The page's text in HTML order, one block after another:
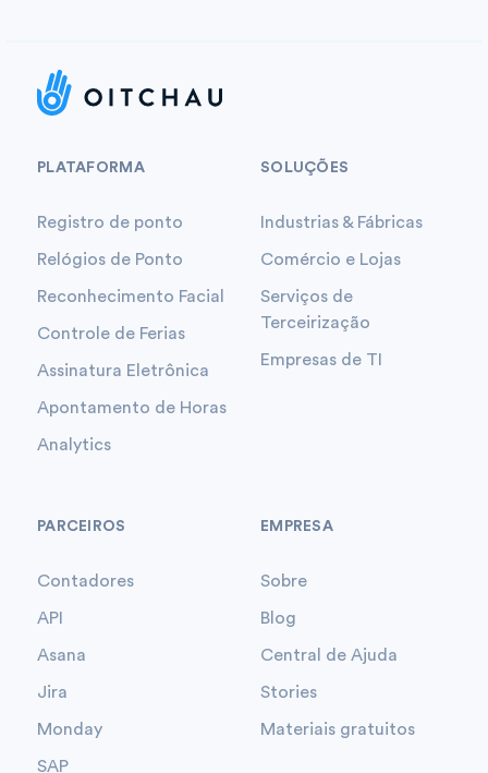
PLATAFORMA
Registro de ponto
Relógios de Ponto
Reconhecimento Facial
Controle de Ferias
Assinatura Eletrônica
Apontamento de Horas
Analytics
SOLUÇÕES
Industrias & Fábricas
Comércio e Lojas
Serviços de
Terceirização
Empresas de TI
PARCEIROS
Contadores
API
Asana
Jira
Monday
SAP
EMPRESA
Sobre
Blog
Central de Ajuda
Stories
Materiais gratuitos